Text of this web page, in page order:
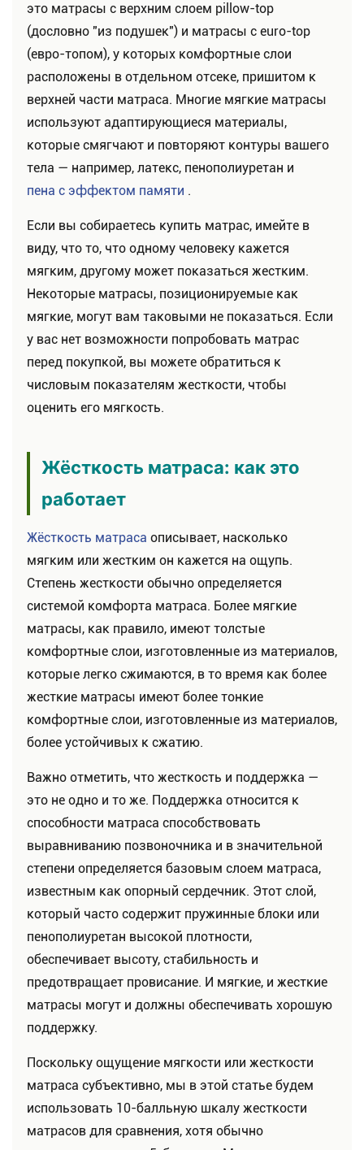
это матрасы с верхним слоем pillow-top
(дословно "из подушек") и матрасы с euro-top
(евро-топом), у которых комфортные слои
расположены в отдельном отсеке, пришитом к
верхней части матраса. Многие мягкие матрасы
используют адаптирующиеся материалы,
которые смягчают и повторяют контуры вашего
тела — например, латекс, пенополиуретан и
пена с эффектом памяти .
Если вы собираетесь купить матрас, имейте в
виду, что то, что одному человеку кажется
мягким, другому может показаться жестким.
Некоторые матрасы, позиционируемые как
мягкие, могут вам таковыми не показаться. Если
у вас нет возможности попробовать матрас
перед покупкой, вы можете обратиться к
числовым показателям жесткости, чтобы
оценить его мягкость.
Жёсткость матраса: как это
работает
Жёсткость матраса описывает, насколько
мягким или жестким он кажется на ощупь.
Степень жесткости обычно определяется
системой комфорта матраса. Более мягкие
матрасы, как правило, имеют толстые
комфортные слои, изготовленные из материалов,
которые легко сжимаются, в то время как более
жесткие матрасы имеют более тонкие
комфортные слои, изготовленные из материалов,
более устойчивых к сжатию.
Важно отметить, что жесткость и поддержка —
это не одно и то же. Поддержка относится к
способности матраса способствовать
выравниванию позвоночника и в значительной
степени определяется базовым слоем матраса,
известным как опорный сердечник. Этот слой,
который часто содержит пружинные блоки или
пенополиуретан высокой плотности,
обеспечивает высоту, стабильность и
предотвращает провисание. И мягкие, и жесткие
матрасы могут и должны обеспечивать хорошую
поддержку.
Поскольку ощущение мягкости или жесткости
матраса субъективно, мы в этой статье будем
использовать 10-балльную шкалу жесткости
матрасов для сравнения, хотя обычно